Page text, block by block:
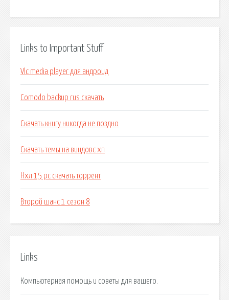
Links to Important Stuff
Vlc media player для андроид
Comodo backup rus скачать
Скачать книгу никогда не поздно
Скачать темы на виндовс хп
Нхл 15 pc скачать торрент
Второй шанс 1 сезон 8
Links
Компьютерная помощь и советы для вашего.